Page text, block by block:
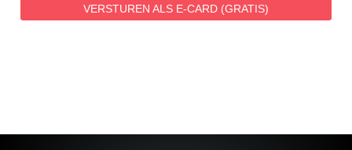
VERSTUREN ALS E-CARD (GRATIS)